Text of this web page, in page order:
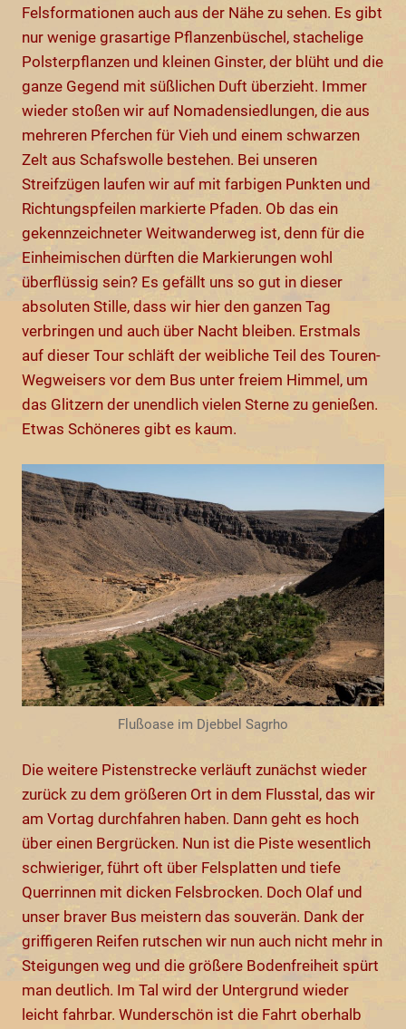
Felsformationen auch aus der Nähe zu sehen. Es gibt
nur wenige grasartige Pflanzenbüschel, stachelige
Polsterpflanzen und kleinen Ginster, der blüht und die
ganze Gegend mit süßlichen Duft überzieht. Immer
wieder stoßen wir auf Nomadensiedlungen, die aus
mehreren Pferchen für Vieh und einem schwarzen
Zelt aus Schafswolle bestehen. Bei unseren
Streifzügen laufen wir auf mit farbigen Punkten und
Richtungspfeilen markierte Pfaden. Ob das ein
gekennzeichneter Weitwanderweg ist, denn für die
Einheimischen dürften die Markierungen wohl
überflüssig sein? Es gefällt uns so gut in dieser
absoluten Stille, dass wir hier den ganzen Tag
verbringen und auch über Nacht bleiben. Erstmals
auf dieser Tour schläft der weibliche Teil des Touren-
Wegweisers vor dem Bus unter freiem Himmel, um
das Glitzern der unendlich vielen Sterne zu genießen.
Etwas Schöneres gibt es kaum.
Flußoase im Djebbel Sagrho
Die weitere Pistenstrecke verläuft zunächst wieder
zurück zu dem größeren Ort in dem Flusstal, das wir
am Vortag durchfahren haben. Dann geht es hoch
über einen Bergrücken. Nun ist die Piste wesentlich
schwieriger, führt oft über Felsplatten und tiefe
Querrinnen mit dicken Felsbrocken. Doch Olaf und
unser braver Bus meistern das souverän. Dank der
griffigeren Reifen rutschen wir nun auch nicht mehr in
Steigungen weg und die größere Bodenfreiheit spürt
man deutlich. Im Tal wird der Untergrund wieder
leicht fahrbar. Wunderschön ist die Fahrt oberhalb